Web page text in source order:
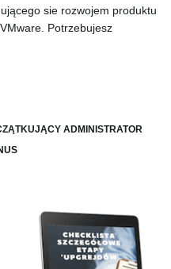
sie rozwojem produktu
Potrzebujesz
ADMINISTRATOR